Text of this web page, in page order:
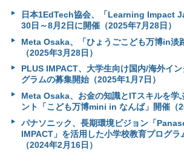
日本1EdTech協会、「Learning Impact
30日～8月2日に開催（2025年7月28日）
Meta Osaka、「ひょうごこども万博in淡
（2025年3月28日）
PLUS IMPACT、大学生向け国内/海外イ
グラムの募集開始（2025年1月7日）
Meta Osaka、お金の知識とITスキルを学
ント「こども万博mini in なんば」開催（
パナソニック、長期環境ビジョン「
IMPACT」を活用した小学校教育プログラ
（2024年2月16日）